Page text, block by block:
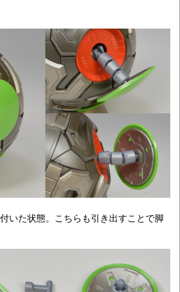
いた状態。こちらも引き出すことで脚